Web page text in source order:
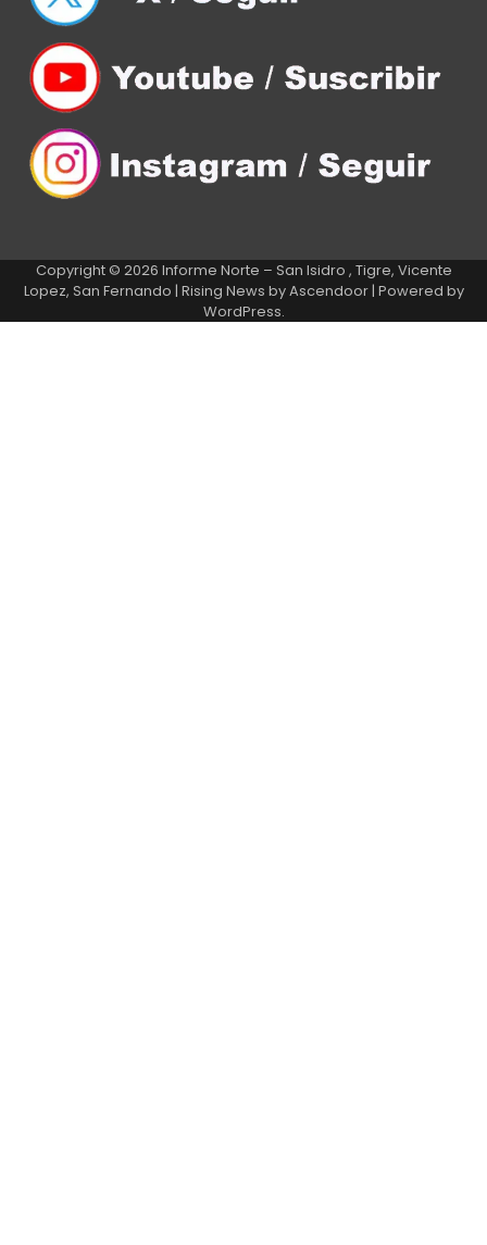
Copyright © 2026 Informe Norte – San Isidro , Tigre, Vicente
Lopez, San Fernando | Rising News byAscendoor| Powered by
WordPress.